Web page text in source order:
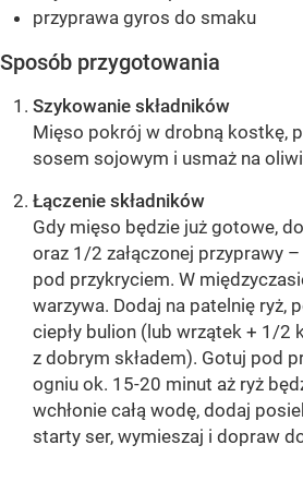
przyprawa gyros do smaku
Sposób przygotowania
Szykowanie składników
Mięso pokrój w drobną kostkę,
sosem sojowym i usmaż na
Łączenie składników
Gdy mięso będzie już gotowe,
oraz 1/2 załączonej przyprawy
pod przykryciem. W
warzywa. Dodaj na patelnię ryż,
ciepły bulion (lub wrzątek + 1/2
z dobrym składem). Gotuj pod
ogniu ok. 15-20 minut aż ryż
wchłonie całą wodę, dodaj
starty ser, wymieszaj i dopraw